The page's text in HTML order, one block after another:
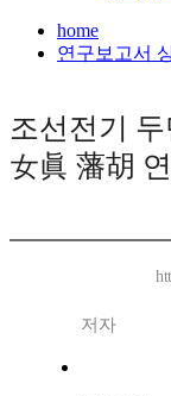
home
연구보고서
조선전기
女眞 藩胡
저자